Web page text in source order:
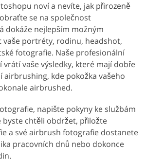
noví a nevíte, jak přirozeně
se na společnost
dokáže nejlepším možným
vaše portréty, rodinu, headshot,
fotografie. Naše profesionální
vaše výsledky, které mají dobře
airbrushing, kde pokožka vašeho
airbrushed.
napište pokyny ke službám
chtěli obdržet, přiložte
a své airbrush fotografie dostanete
pracovních dnů nebo dokonce